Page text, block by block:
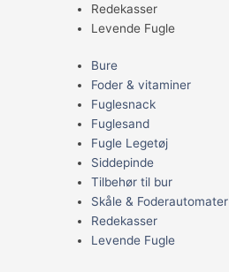
Redekasser
Levende Fugle
Bure
Foder & vitaminer
Fuglesnack
Fuglesand
Fugle Legetøj
Siddepinde
Tilbehør til bur
Skåle & Foderautomater
Redekasser
Levende Fugle